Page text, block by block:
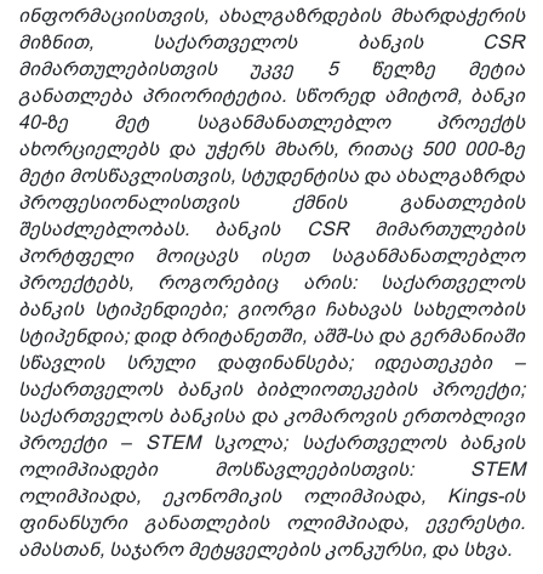
ინფორმაციისთვის, ახალგაზრდების მხარდაჭერის
მიზნით, საქართველოს ბანკის CSR
მიმართულებისთვის უკვე 5 წელზე მეტია
განათლება პრიორიტეტია. სწორედ ამიტომ, ბანკი
40-ზე მეტ საგანმანათლებლო პროექტს
ახორციელებს და უჭერს მხარს, რითაც 500 000-ზე
მეტი მოსწავლისთვის, სტუდენტისა და ახალგაზრდა
პროფესიონალისთვის ქმნის განათლების
შესაძლებლობას. ბანკის CSR მიმართულების
პორტფელი მოიცავს ისეთ საგანმანათლებლო
პროექტებს, როგორებიც არის: საქართველოს
ბანკის სტიპენდიები; გიორგი ჩახავას სახელობის
სტიპენდია; დიდ ბრიტანეთში, აშშ-სა და გერმანიაში
სწავლის სრული დაფინანსება; იდეათეკები –
საქართველოს ბანკის ბიბლიოთეკების პროექტი;
საქართველოს ბანკისა და კომაროვის ერთობლივი
პროექტი – STEM სკოლა; საქართველოს ბანკის
ოლიმპიადები მოსწავლეებისთვის: STEM
ოლიმპიადა, ეკონომიკის ოლიმპიადა, Kings-ის
ფინანსური განათლების ოლიმპიადა, ევერესტი.
ამასთან, საჯარო მეტყველების კონკურსი, და სხვა.